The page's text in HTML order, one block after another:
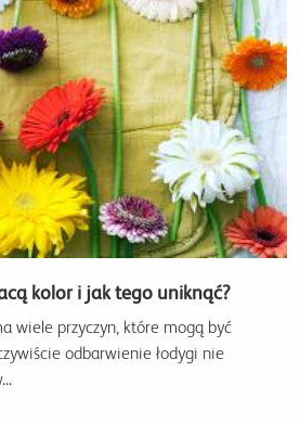
kolor i jak tego uniknąć?
wiele przyczyn, które mogą być
odbarwienie łodygi nie